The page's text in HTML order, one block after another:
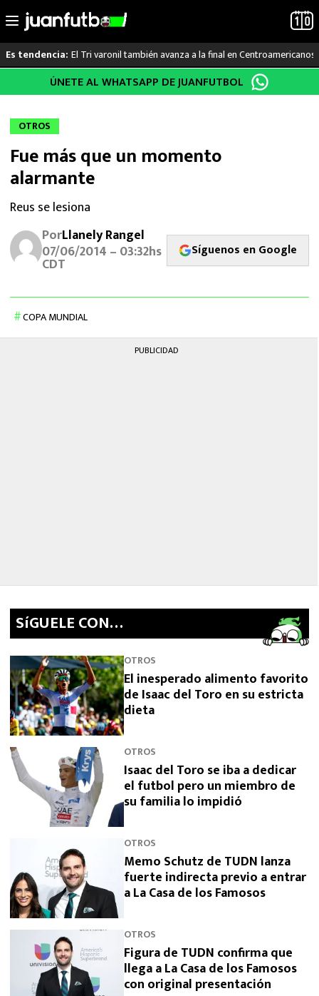
al
Es tendencia: El Tri varonil también avanza a la final en Centroamericanos
LO ÚLTIMO
LIGA MX
RAYADOS
ATLANTE
SELECCIÓN MEXICANA
FUTBOL INTERNACIONAL
ÚNETE AL WHATSAPP DE JUANFUTBOL
OTROS
Fue más que un momento
alarmante
Reus se lesiona
PorLlanely Rangel
07/06/2014 – 03:32hs
CDT
Síguenos en Google
COPA MUNDIAL
PUBLICIDAD
SíGUELE CON…
OTROS
El inesperado alimento favorito
de Isaac del Toro en su estricta
dieta
OTROS
Isaac del Toro se iba a dedicar
el futbol pero un miembro de
su familia lo impidió
OTROS
Memo Schutz de TUDN lanza
fuerte indirecta previo a entrar
a La Casa de los Famosos
OTROS
Figura de TUDN confirma que
llega a La Casa de los Famosos
con original presentación